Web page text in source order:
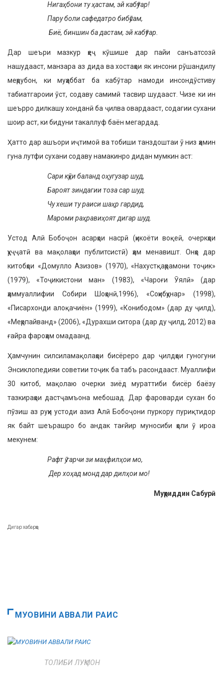
Нигаҳбони ту ҳастам, эй кабӯтар!
Пару боли сафедатро бибӯсам,
Биё, биншин ба дастам, эй кабӯтар.
Дар шеъри мазкур ҳеҷ кӯшише дар пайи санъатсозӣ
нашудааст, манзара аз дида ва хостаҳои як инсони рӯшандилу
меҳрубон, ки муҳаббат ба кабӯтар намоди инсондӯстиву
табиатгароии ӯст, содаву самимӣ тасвир шудааст. Чизе ки ин
шеърро дилкашу хонданӣ ба ҷилва овардааст, содагии сухани
шоир аст, ки бидуни такаллуф баён мегардад.
Ҳатто дар ашъори иҷтимоӣ ва тобиши танздоштаи ӯ низ ҳамин
гуна лутфи сухани содаву намакинро дидан мумкин аст:
Сари кӯҳи баланд оҳугузар шуд,
Бароят зиндагии тоза сар шуд.
Чу хеши ту раиси шаҳр гардид,
Мароми раҳравиҳоят дигар шуд.
Устод Алӣ Бобоҷон асарҳои насрӣ (ҳикоёти воқеӣ, очеркҳои
ҳуҷҷатӣ ва мақолаҳои публитсистӣ) ҳам менавишт. Онҳо дар
китобҳои «Домулло Азизов» (1970), «Нахустқаҳрамони тоҷик»
(1979), «Тоҷикистони ман» (1983), «Чароғи Ӯялӣ» (дар
ҳаммуаллифии Собири Шоҳонӣ,1996), «Соҳибҳунар» (1998),
«Писархонди алоқачиён» (1999), «Конибодом» (дар ду ҷилд),
«Меҳрпайванд» (2006), «Дурахши ситора (дар ду ҷилд, 2012) ва
ғайра фароҳам омадаанд.
Ҳамчунин силсиламақолаҳои бисёреро дар ҷилдҳои гуногуни
Энсиклопедияи советии тоҷик ба табъ расондааст. Муаллифи
30 китоб, мақолаю очерки зиёд мураттиби бисёр баёзу
тазкираҳои дастҷамъона мебошад. Дар фароварди сухан бо
пӯзиш аз руҳи устоди азиз Алӣ Бобоҷони пуркору пуриқтидор
як байт шеърашро бо андак тағйир муносиби ҳоли ӯ ироа
мекунем:
Рафт ӯ гарчи зи маҳфилҳои мо,
Дер хоҳад монд дар дилҳои мо!
Муҳриддин Сабурӣ
Дигар хабарҳо
МУОВИНИ АВВАЛИ РАИС
ТОЛИБИ ЛУҚМОН